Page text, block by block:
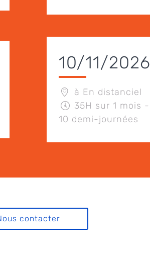
10/11/2026
à En distanciel
35H sur 1 mois -
10 demi-journées
contacter